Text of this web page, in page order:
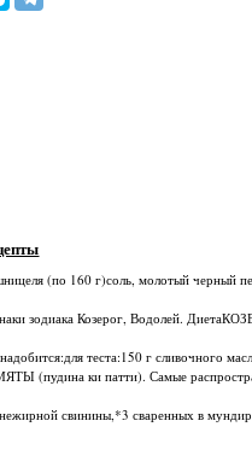
(по 160 г)соль, молотый черный
зодиака Козерог, Водолей.
теста:150 г сливочного
(пудина ки патти). Самые
свинины,*3 сваренных в